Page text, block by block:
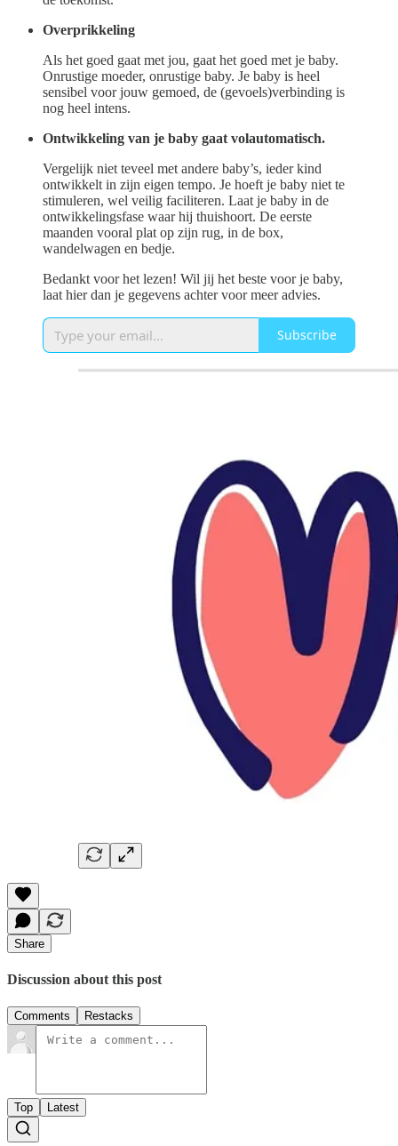
Overprikkeling
Als het goed gaat met jou, gaat het goed met je baby.
Onrustige moeder, onrustige baby. Je baby is heel
sensibel voor jouw gemoed, de (gevoels)verbinding is
nog heel intens.
Ontwikkeling van je baby gaat volautomatisch.
Vergelijk niet teveel met andere baby’s, ieder kind
ontwikkelt in zijn eigen tempo. Je hoeft je baby niet te
stimuleren, wel veilig faciliteren. Laat je baby in de
ontwikkelingsfase waar hij thuishoort. De eerste
maanden vooral plat op zijn rug, in de box,
wandelwagen en bedje.
Bedankt voor het lezen! Wil jij het beste voor je baby,
laat hier dan je gegevens achter voor meer advies.
Subscribe
Share
Discussion about this post
Comments Restacks
Top Latest